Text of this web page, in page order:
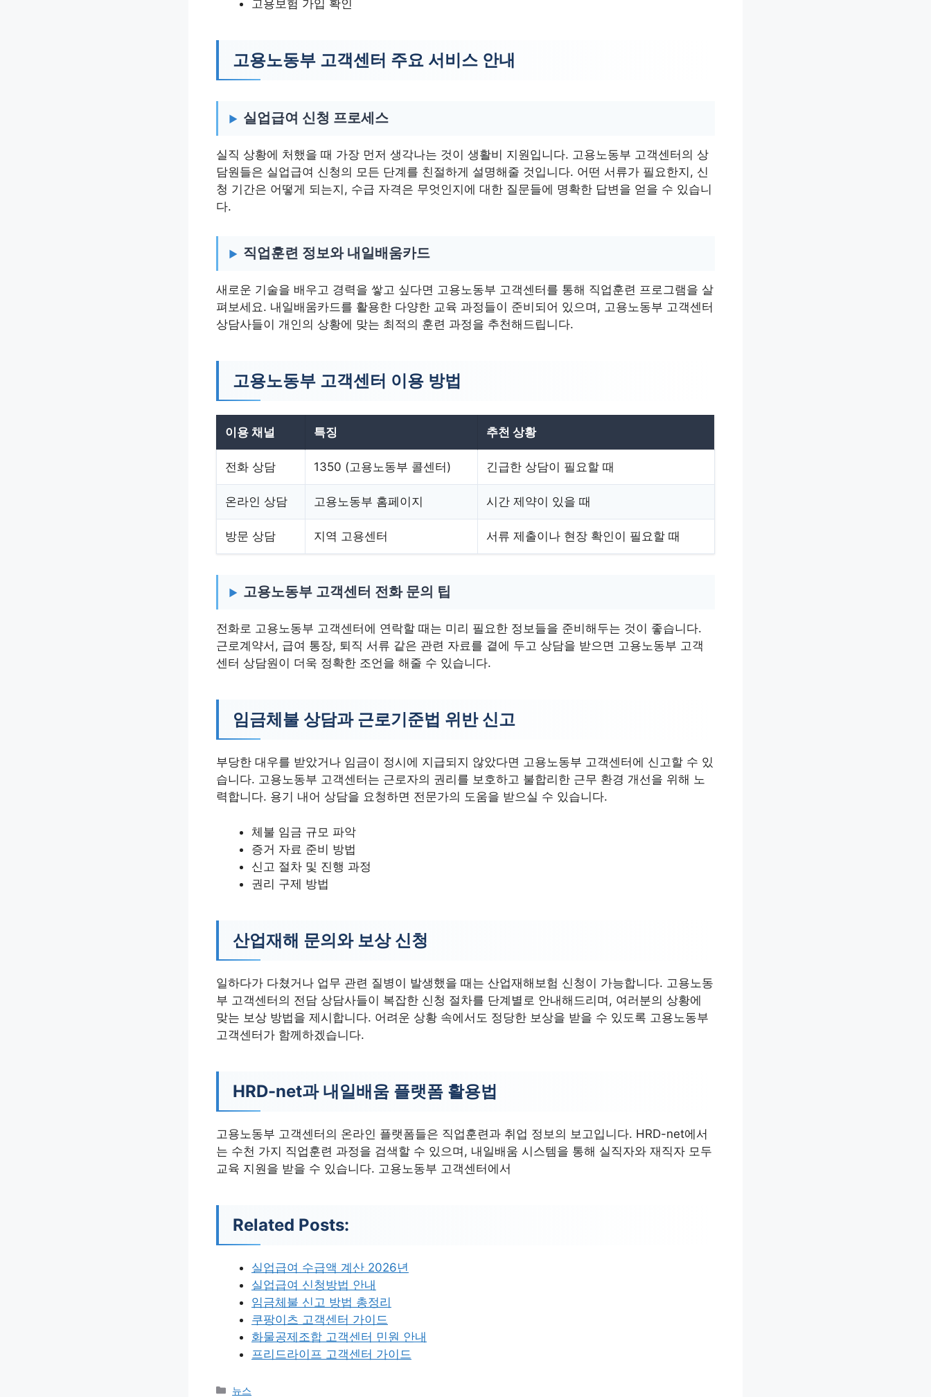
고용보험 가입 확인
고용노동부 고객센터 주요 서비스 안내
실업급여 신청 프로세스
실직 상황에 처했을 때 가장 먼저 생각나는 것이 생활비 지원입니다. 고용노동부 고객센터의 상
담원들은 실업급여 신청의 모든 단계를 친절하게 설명해줄 것입니다. 어떤 서류가 필요한지, 신
청 기간은 어떻게 되는지, 수급 자격은 무엇인지에 대한 질문들에 명확한 답변을 얻을 수 있습니
다.
직업훈련 정보와 내일배움카드
새로운 기술을 배우고 경력을 쌓고 싶다면 고용노동부 고객센터를 통해 직업훈련 프로그램을 살
펴보세요. 내일배움카드를 활용한 다양한 교육 과정들이 준비되어 있으며, 고용노동부 고객센터
상담사들이 개인의 상황에 맞는 최적의 훈련 과정을 추천해드립니다.
고용노동부 고객센터 이용 방법
이용 채널 특징 추천 상황
전화 상담 1350 (고용노동부 콜센터) 긴급한 상담이 필요할 때
온라인 상담 고용노동부 홈페이지 시간 제약이 있을 때
방문 상담 지역 고용센터 서류 제출이나 현장 확인이 필요할 때
고용노동부 고객센터 전화 문의 팁
전화로 고용노동부 고객센터에 연락할 때는 미리 필요한 정보들을 준비해두는 것이 좋습니다.
근로계약서, 급여 통장, 퇴직 서류 같은 관련 자료를 곁에 두고 상담을 받으면 고용노동부 고객
센터 상담원이 더욱 정확한 조언을 해줄 수 있습니다.
임금체불 상담과 근로기준법 위반 신고
부당한 대우를 받았거나 임금이 정시에 지급되지 않았다면 고용노동부 고객센터에 신고할 수 있
습니다. 고용노동부 고객센터는 근로자의 권리를 보호하고 불합리한 근무 환경 개선을 위해 노
력합니다. 용기 내어 상담을 요청하면 전문가의 도움을 받으실 수 있습니다.
체불 임금 규모 파악
증거 자료 준비 방법
신고 절차 및 진행 과정
권리 구제 방법
산업재해 문의와 보상 신청
일하다가 다쳤거나 업무 관련 질병이 발생했을 때는 산업재해보험 신청이 가능합니다. 고용노동
부 고객센터의 전담 상담사들이 복잡한 신청 절차를 단계별로 안내해드리며, 여러분의 상황에
맞는 보상 방법을 제시합니다. 어려운 상황 속에서도 정당한 보상을 받을 수 있도록 고용노동부
고객센터가 함께하겠습니다.
HRD-net과 내일배움 플랫폼 활용법
고용노동부 고객센터의 온라인 플랫폼들은 직업훈련과 취업 정보의 보고입니다. HRD-net에서
는 수천 가지 직업훈련 과정을 검색할 수 있으며, 내일배움 시스템을 통해 실직자와 재직자 모두
교육 지원을 받을 수 있습니다. 고용노동부 고객센터에서
Related Posts:
실업급여 수급액 계산 2026년
실업급여 신청방법 안내
임금체불 신고 방법 총정리
쿠팡이츠 고객센터 가이드
화물공제조합 고객센터 민원 안내
프리드라이프 고객센터 가이드
카
뉴스